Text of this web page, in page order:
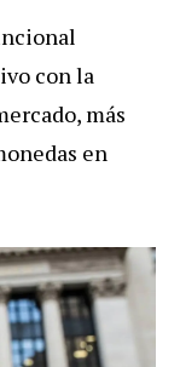
con la
más
en